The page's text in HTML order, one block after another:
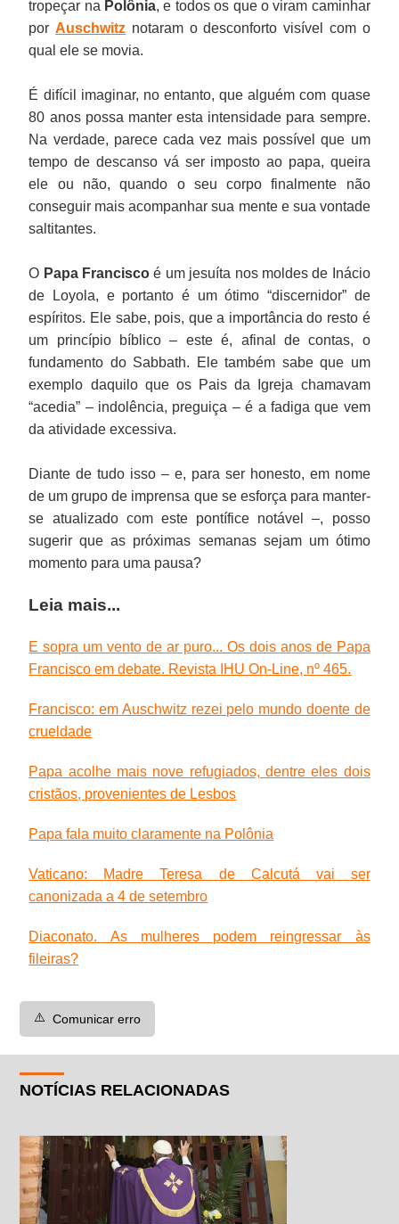
tropeçar na Polônia, e todos os que o viram caminhar
porAuschwitz notaram o desconforto visível com o
qual ele se movia.
É difícil imaginar, no entanto, que alguém com quase
80 anos possa manter esta intensidade para sempre.
Na verdade, parece cada vez mais possível que um
tempo de descanso vá ser imposto ao papa, queira
ele ou não, quando o seu corpo finalmente não
conseguir mais acompanhar sua mente e sua vontade
saltitantes.
O Papa Francisco é um jesuíta nos moldes de Inácio
de Loyola, e portanto é um ótimo “discernidor” de
espíritos. Ele sabe, pois, que a importância do resto é
um princípio bíblico – este é, afinal de contas, o
fundamento do Sabbath. Ele também sabe que um
exemplo daquilo que os Pais da Igreja chamavam
“acedia” – indolência, preguiça – é a fadiga que vem
da atividade excessiva.
Diante de tudo isso – e, para ser honesto, em nome
de um grupo de imprensa que se esforça para manter-
se atualizado com este pontífice notável –, posso
sugerir que as próximas semanas sejam um ótimo
momento para uma pausa?
Leia mais...
E sopra um vento de ar puro... Os dois anos de Papa
Francisco em debate. Revista IHU On-Line, nº 465.
Francisco: em Auschwitz rezei pelo mundo doente de
crueldade
Papa acolhe mais nove refugiados, dentre eles dois
cristãos, provenientes de Lesbos
Papa fala muito claramente na Polônia
Vaticano: Madre Teresa de Calcutá vai ser
canonizada a 4 de setembro
Diaconato. As mulheres podem reingressar às
fileiras?
⚠️ Comunicar erro
NOTÍCIAS RELACIONADAS